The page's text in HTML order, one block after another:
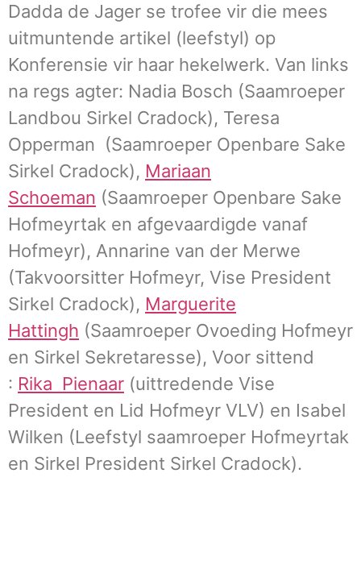
Dadda de Jager se trofee vir die mees
uitmuntende artikel (leefstyl) op
Konferensie vir haar hekelwerk. Van links
na regs agter: Nadia Bosch (Saamroeper
Landbou Sirkel Cradock), Teresa
Opperman (Saamroeper Openbare Sake
Sirkel Cradock), Mariaan
Schoeman (Saamroeper Openbare Sake
Hofmeyrtak en afgevaardigde vanaf
Hofmeyr), Annarine van der Merwe
(Takvoorsitter Hofmeyr, Vise President
Sirkel Cradock), Marguerite
Hattingh (Saamroeper Ovoeding Hofmeyr
en Sirkel Sekretaresse), Voor sittend
: Rika Pienaar (uittredende Vise
President en Lid Hofmeyr VLV) en Isabel
Wilken (Leefstyl saamroeper Hofmeyrtak
en Sirkel President Sirkel Cradock).